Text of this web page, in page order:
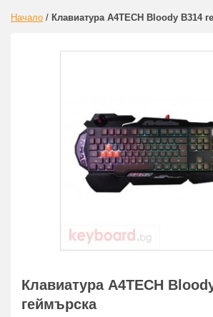
Начало / Клавиатура A4TECH Bloody B314
Клавиатура A4TECH
геймърска